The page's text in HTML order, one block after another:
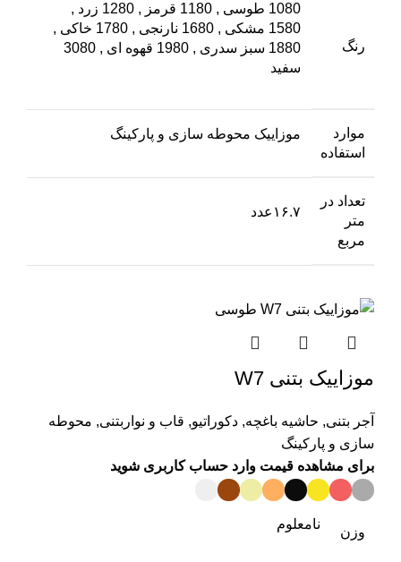
رنگ
1080 طوسی , 1180 قرمز , 1280 زرد
,
1580 مشکی
, 1680 نارنجی , 1780 خاکی
,
1880 سبز سدری
, 1980 قهوه ای ,
3080
سفید
موارد
استفاده
موزاییک محوطه سازی و پارکینگ
تعداد در
متر
مربع
۱۶.۷عدد
موزاییک بتنی W7
آجر بتنی, حاشیه باغچه, دکوراتیو, قاب و نواربتنی, محوطه
سازی و پارکینگ
برای مشاهده قیمت وارد حساب کاربری شوید
وزن
نامعلوم